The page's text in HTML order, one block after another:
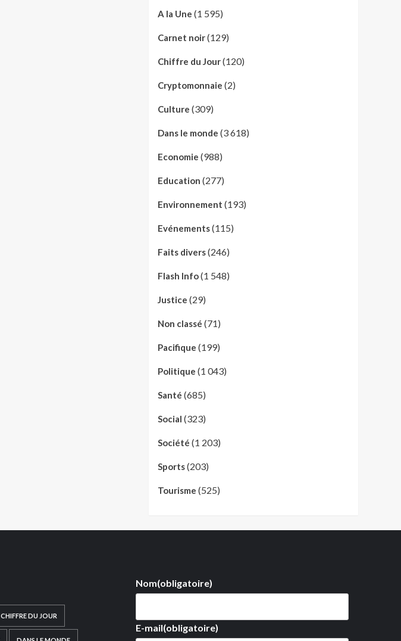
A la Une (1 595)
Carnet noir(129)
Chiffre du Jour(120)
Cryptomonnaie (2)
Culture (309)
Dans le monde (3 618)
Economie (988)
Education (277)
Environnement (193)
Evénements(115)
Faits divers(246)
Flash Info(1 548)
Justice (29)
Non classé (71)
Pacifique (199)
Politique (1 043)
Santé (685)
Social (323)
Société (1 203)
Sports(203)
Tourisme (525)
CHIFFRE DU JOUR
Nom(obligatoire)
E-mail(obligatoire)